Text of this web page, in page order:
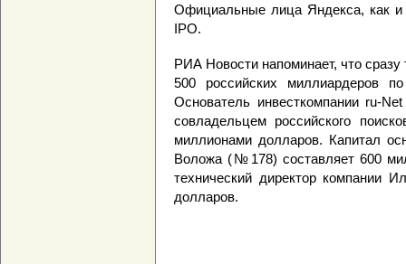
Официальные лица Яндекса, как
IPO.
РИА Новости напоминает, что
500 российских миллиардеров
Основатель инвесткомпании ru-
совладельцем российского
миллионами долларов. Капитал
Воложа (№178) составляет 600
технический директор
долларов.